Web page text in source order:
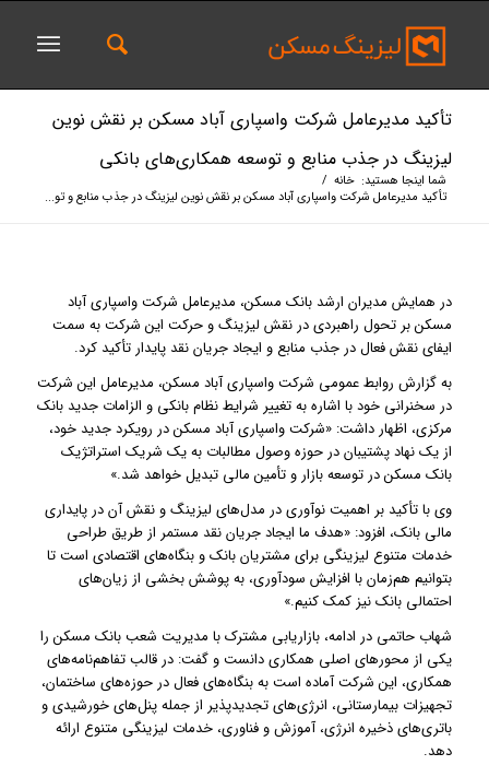
تأکید مدیرعامل شرکت واسپاری آباد مسکن بر نقش نوین
لیزینگ در جذب منابع و توسعه همکاری‌های بانکی
شما اینجا هستید: خانه /
تأکید مدیرعامل شرکت واسپاری آباد مسکن بر نقش نوین لیزینگ در جذب منابع و تو...
در همایش مدیران ارشد بانک مسکن، مدیرعامل شرکت واسپاری آباد
مسکن بر تحول راهبردی در نقش لیزینگ و حرکت این شرکت به سمت
ایفای نقش فعال در جذب منابع و ایجاد جریان نقد پایدار تأکید کرد.
به گزارش روابط عمومی شرکت واسپاری آباد مسکن، مدیرعامل این شرکت
در سخنرانی خود با اشاره به تغییر شرایط نظام بانکی و الزامات جدید بانک
مرکزی، اظهار داشت: «شرکت واسپاری آباد مسکن در رویکرد جدید خود،
از یک نهاد پشتیبان در حوزه وصول مطالبات به یک شریک استراتژیک
بانک مسکن در توسعه بازار و تأمین مالی تبدیل خواهد شد.»
وی با تأکید بر اهمیت نوآوری در مدل‌های لیزینگ و نقش آن در پایداری
مالی بانک، افزود: «هدف ما ایجاد جریان نقد مستمر از طریق طراحی
خدمات متنوع لیزینگی برای مشتریان بانک و بنگاه‌های اقتصادی است تا
بتوانیم هم‌زمان با افزایش سودآوری، به پوشش بخشی از زیان‌های
احتمالی بانک نیز کمک کنیم.»
شهاب حاتمی در ادامه، بازاریابی مشترک با مدیریت شعب بانک مسکن را
یکی از محورهای اصلی همکاری دانست و گفت: در قالب تفاهم‌نامه‌های
همکاری، این شرکت آماده است به بنگاه‌های فعال در حوزه‌های ساختمان،
تجهیزات بیمارستانی، انرژی‌های تجدیدپذیر از جمله پنل‌های خورشیدی و
باتری‌های ذخیره انرژی، آموزش و فناوری، خدمات لیزینگی متنوع ارائه
دهد.